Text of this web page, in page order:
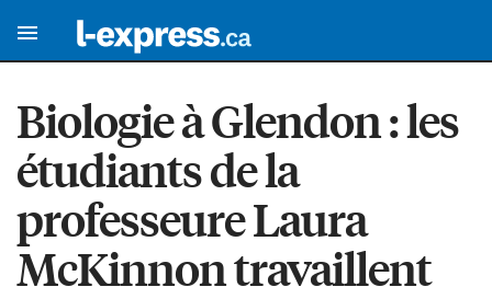
Biologie à Glendon : les
étudiants de la
professeure Laura
McKinnon travaillent